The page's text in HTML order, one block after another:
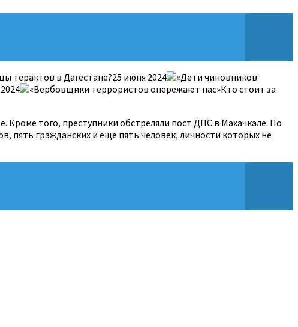
терактов в Дагестане?25 июня 2024
«Дети чиновников
«Вербовщики террористов опережают нас»Кто стоит за
Кроме того, преступники обстреляли пост ДПС в Махачкале. По
пять гражданских и еще пять человек, личности которых не